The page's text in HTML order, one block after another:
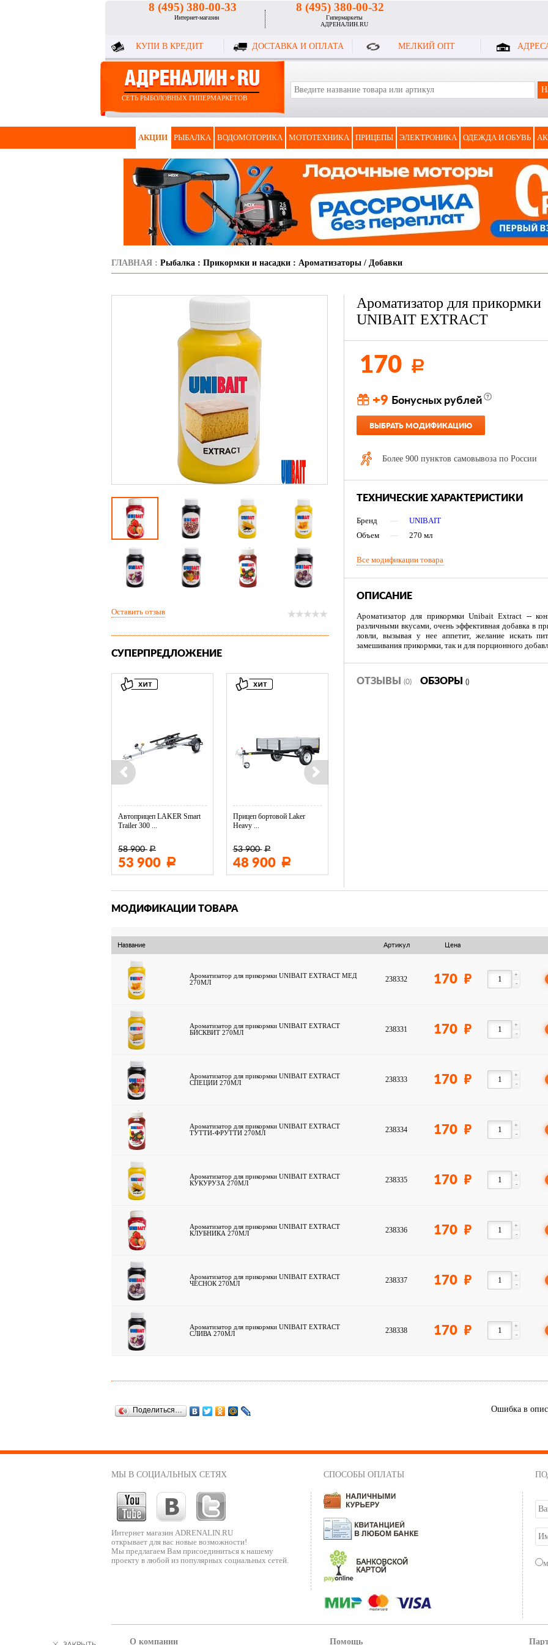
8 (495) 380-00-33
Интернет-магазин
8 (495) 380-00-32
Гипермаркеты
АДРЕНАЛИН.RU
КУПИ В КРЕДИТ ДОСТАВКА И ОПЛАТА МЕЛКИЙ ОПТ
СЕТЬ РЫБОЛОВНЫХ ГИПЕРМАРКЕТОВ
АКЦИИ РЫБАЛКА ВОДОМОТОРИКА МОТОТЕХНИКА ПРИЦЕПЫ ЭЛЕКТРОНИКА ОДЕЖДА И ОБУВЬ
ГЛАВНАЯ : Рыбалка : Прикормки и насадки : Ароматизаторы / Добавки
Ароматизатор для прикормки
UNIBAIT EXTRACT
170 Р
+9 Бонусных рублей
ВЫБРАТЬ МОДИФИКАЦИЮ
Более 900 пунктов самовывоза по России
ТЕХНИЧЕСКИЕ ХАРАКТЕРИСТИКИ
Бренд —
UNIBAIT
Объем
— 270 мл
Все модификации товара
ОПИСАНИЕ
Ароматизатор для прикормки Unibait Extract --
различными вкусами, очень эффективная добавка в
ловли, вызывая у нее аппетит, желание искать
замешивания прикормки, так и для порционного
ОТЗЫВЫ (0) ОБЗОРЫ ()
Оставить отзыв
СУПЕРПРЕДЛОЖЕНИЕ
Автоприцеп LAKER Smart
Trailer 300 ...
58 900 Р
53 900 Р
Прицеп бортовой Laker
Heavy ...
53 900 Р
48 900 Р
МОДИФИКАЦИИ ТОВАРА
Название Артикул Цена
Ароматизатор для прикормки UNIBAIT EXTRACT МЕД
270МЛ
238332 170 -
+
Ароматизатор для прикормки UNIBAIT EXTRACT
БИСКВИТ 270МЛ
238331 170 -
+
Ароматизатор для прикормки UNIBAIT EXTRACT
СПЕЦИИ 270МЛ
238333 170 -
+
Ароматизатор для прикормки UNIBAIT EXTRACT
ТУТТИ-ФРУТТИ 270МЛ
238334 170 -
+
Ароматизатор для прикормки UNIBAIT EXTRACT
КУКУРУЗА 270МЛ
238335 170 -
+
Ароматизатор для прикормки UNIBAIT EXTRACT
КЛУБНИКА 270МЛ
238336 170 -
+
Ароматизатор для прикормки UNIBAIT EXTRACT
ЧЕСНОК 270МЛ
238337 170 -
+
Ароматизатор для прикормки UNIBAIT EXTRACT
СЛИВА 270МЛ
238338 170 -
+
Ошибка в
Поделиться…
МЫ В СОЦИАЛЬНЫХ СЕТЯХ
Интернет магазин ADRENALIN.RU
открывает для вас новые возможности!
Мы предлагаем Вам присоединиться к нашему
проекту в любой из популярных социальных сетей.
СПОСОБЫ ОПЛАТЫ
О компании Помощь